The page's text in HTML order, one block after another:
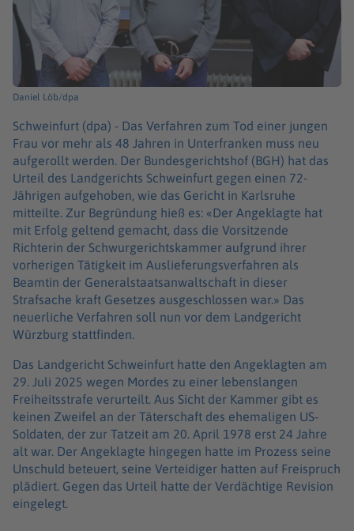
Daniel Löb/dpa
Schweinfurt (dpa) - Das Verfahren zum Tod einer jungen
Frau vor mehr als 48 Jahren in Unterfranken muss neu
aufgerollt werden. Der Bundesgerichtshof (BGH) hat das
Urteil des Landgerichts Schweinfurt gegen einen 72-
Jährigen aufgehoben, wie das Gericht in Karlsruhe
mitteilte. Zur Begründung hieß es: «Der Angeklagte hat
mit Erfolg geltend gemacht, dass die Vorsitzende
Richterin der Schwurgerichtskammer aufgrund ihrer
vorherigen Tätigkeit im Auslieferungsverfahren als
Beamtin der Generalstaatsanwaltschaft in dieser
Strafsache kraft Gesetzes ausgeschlossen war.» Das
neuerliche Verfahren soll nun vor dem Landgericht
Würzburg stattfinden.
Das Landgericht Schweinfurt hatte den Angeklagten am
29. Juli 2025 wegen Mordes zu einer lebenslangen
Freiheitsstrafe verurteilt. Aus Sicht der Kammer gibt es
keinen Zweifel an der Täterschaft des ehemaligen US-
Soldaten, der zur Tatzeit am 20. April 1978 erst 24 Jahre
alt war. Der Angeklagte hingegen hatte im Prozess seine
Unschuld beteuert, seine Verteidiger hatten auf Freispruch
plädiert. Gegen das Urteil hatte der Verdächtige Revision
eingelegt.